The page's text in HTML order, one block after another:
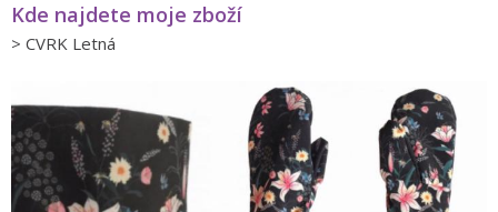
Kde najdete moje zboží
> CVRK Letná